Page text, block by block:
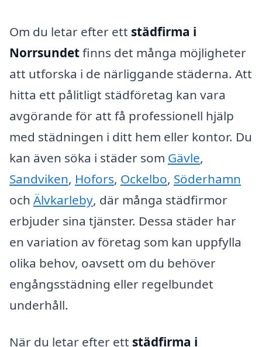
Om du letar efter ett städfirma i
Norrsundetfinns det många möjligheter
att utforska i de närliggande städerna. Att
hitta ett pålitligt städföretag kan vara
avgörande för att få professionell hjälp
med städningen i ditt hem eller kontor. Du
kan även söka i städer som Gävle,
Sandviken, Hofors, Ockelbo, Söderhamn
och Älvkarleby, där många städfirmor
erbjuder sina tjänster. Dessa städer har
en variation av företag som kan uppfylla
olika behov, oavsett om du behöver
engångsstädning eller regelbundet
underhåll.
När du letar efter ett städfirma i